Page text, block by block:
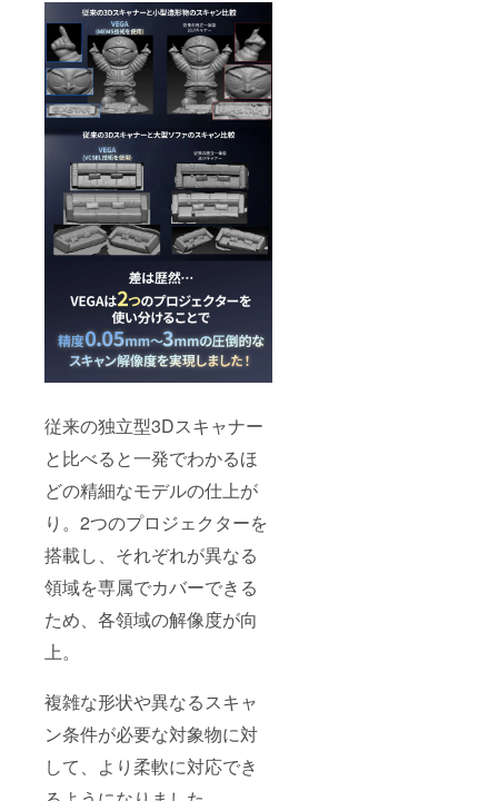
従来の独立型3Dスキャナー
と比べると一発でわかるほ
どの精細なモデルの仕上が
り。2つのプロジェクターを
搭載し、それぞれが異なる
領域を専属でカバーできる
ため、各領域の解像度が向
上。
複雑な形状や異なるスキャ
ン条件が必要な対象物に対
して、より柔軟に対応でき